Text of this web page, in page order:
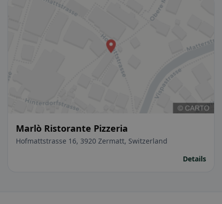
Marlò Ristorante Pizzeria
Hofmattstrasse 16, 3920 Zermatt, Switzerland
Details